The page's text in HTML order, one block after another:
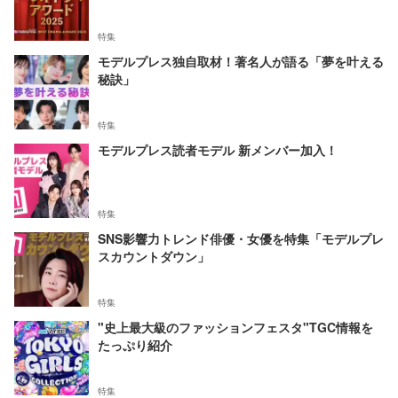
特集
モデルプレス独自取材！著名人が語る「夢を叶える
秘訣」
特集
モデルプレス読者モデル 新メンバー加入！
特集
SNS影響力トレンド俳優・女優を特集「モデルプレ
スカウントダウン」
特集
"史上最大級のファッションフェスタ"TGC情報を
たっぷり紹介
特集